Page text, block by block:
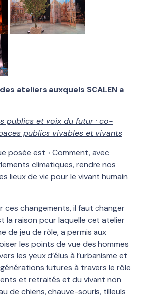
ateliers auxquels SCALEN a
publics et voix du futur : co-
publics vivables et vivants
posée est « Comment, avec
climatiques, rendre nos
lieux de vie pour le vivant humain
ces changements, il faut changer
la raison pour laquelle cet atelier
de jeu de rôle, a permis aux
les points de vue des hommes
les yeux d’élus à l’urbanisme et
futures à travers le rôle
et retraités et du vivant non
de chiens, chauve-souris, tilleuls